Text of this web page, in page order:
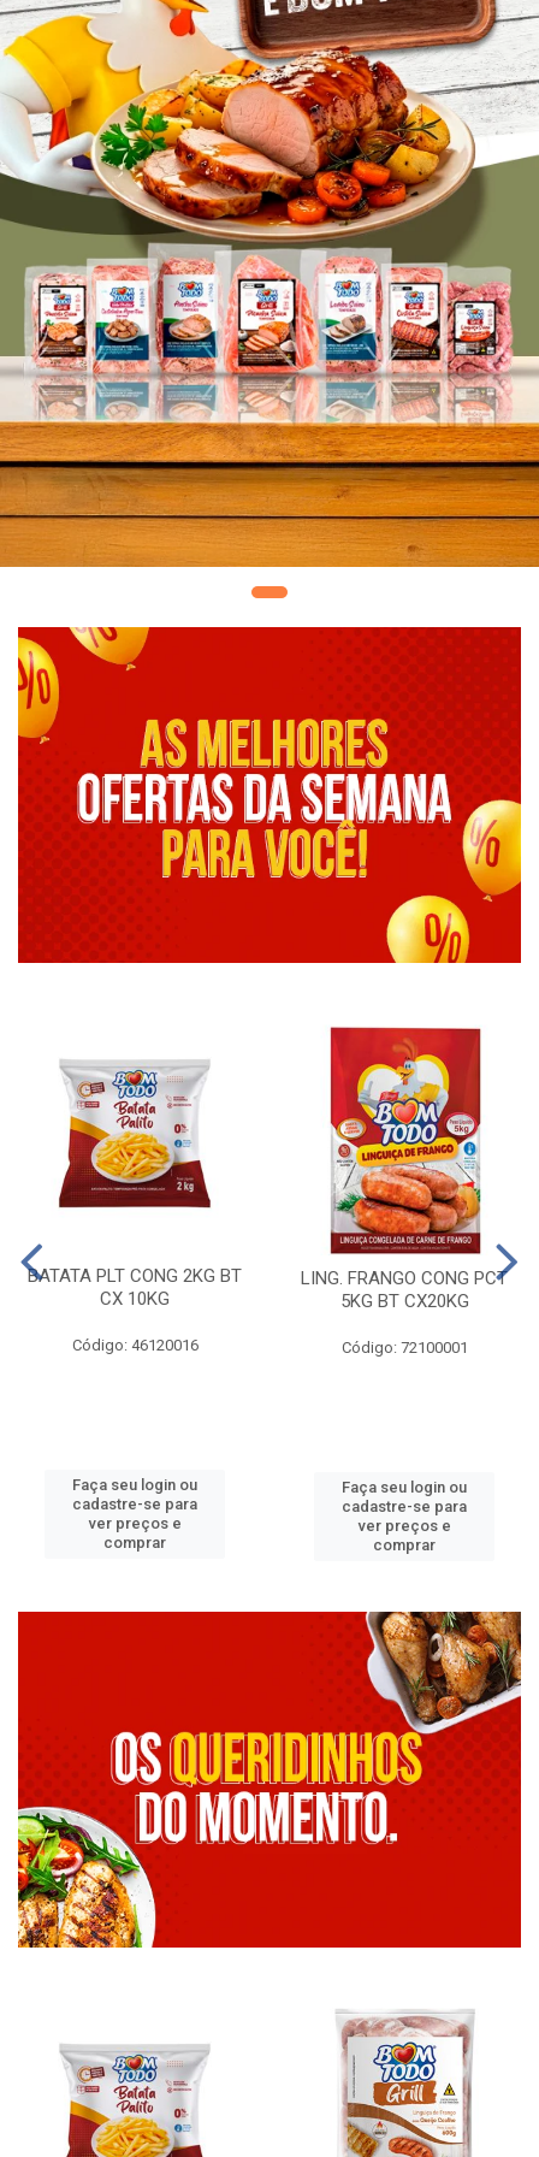
BATATA PLT CONG 2KG BT
CX 10KG
Código: 46120016
Faça seu login ou
cadastre-se para
ver preços e
comprar
LING. FRANGO CONG PCT
5KG BT CX20KG
Código: 72100001
Faça seu login ou
cadastre-se para
ver preços e
comprar